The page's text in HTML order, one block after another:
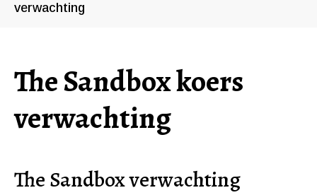
verwachting
The Sandbox koers
verwachting
The Sandbox verwachting